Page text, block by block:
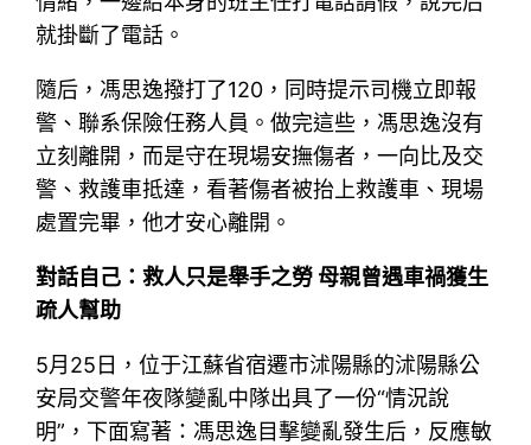
就掛斷了電話。
隨后，馮思逸撥打了120，同時提示司機立即報
警、聯系保險任務人員。做完這些，馮思逸沒有
立刻離開，而是守在現場安撫傷者，一向比及交
警、救護車抵達，看著傷者被抬上救護車、現場
處置完畢，他才安心離開。
對話自己：救人只是舉手之勞 母親曾遇車禍獲生
疏人幫助
5月25日，位于江蘇省宿遷市沭陽縣的沭陽縣公
安局交警年夜隊變亂中隊出具了一份“情況說
明”，下面寫著：馮思逸目擊變亂發生后，反應敏